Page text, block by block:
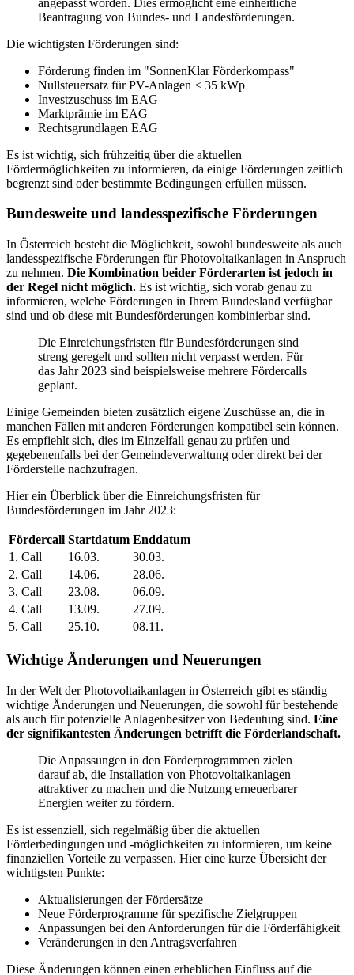
Beantragung von Bundes- und Landesförderungen.
Die wichtigsten Förderungen sind:
Förderung finden im "SonnenKlar Förderkompass"
Nullsteuersatz für PV-Anlagen < 35 kWp
Investzuschuss im EAG
Marktprämie im EAG
Rechtsgrundlagen EAG
Es ist wichtig, sich frühzeitig über die aktuellen
Fördermöglichkeiten zu informieren, da einige Förderungen zeitlich
begrenzt sind oder bestimmte Bedingungen erfüllen müssen.
Bundesweite und landesspezifische Förderungen
In Österreich besteht die Möglichkeit, sowohl bundesweite als auch
landesspezifische Förderungen für Photovoltaikanlagen in Anspruch
zu nehmen. Die Kombination beider Förderarten ist jedoch in
der Regel nicht möglich. Es ist wichtig, sich vorab genau zu
informieren, welche Förderungen in Ihrem Bundesland verfügbar
sind und ob diese mit Bundesförderungen kombinierbar sind.
Die Einreichungsfristen für Bundesförderungen sind
streng geregelt und sollten nicht verpasst werden. Für
das Jahr 2023 sind beispielsweise mehrere Fördercalls
geplant.
Einige Gemeinden bieten zusätzlich eigene Zuschüsse an, die in
manchen Fällen mit anderen Förderungen kompatibel sein können.
Es empfiehlt sich, dies im Einzelfall genau zu prüfen und
gegebenenfalls bei der Gemeindeverwaltung oder direkt bei der
Förderstelle nachzufragen.
Hier ein Überblick über die Einreichungsfristen für
Bundesförderungen im Jahr 2023:
Fördercall Startdatum Enddatum
1. Call
16.03.
30.03.
2. Call
14.06.
28.06.
3. Call
23.08.
06.09.
4. Call
13.09.
27.09.
5. Call
25.10. 08.11.
Wichtige Änderungen und Neuerungen
In der Welt der Photovoltaikanlagen in Österreich gibt es ständig
wichtige Änderungen und Neuerungen, die sowohl für bestehende
als auch für potenzielle Anlagenbesitzer von Bedeutung sind. Eine
der signifikantesten Änderungen betrifft die Förderlandschaft.
Die Anpassungen in den Förderprogrammen zielen
darauf ab, die Installation von Photovoltaikanlagen
attraktiver zu machen und die Nutzung erneuerbarer
Energien weiter zu fördern.
Es ist essenziell, sich regelmäßig über die aktuellen
Förderbedingungen und -möglichkeiten zu informieren, um keine
finanziellen Vorteile zu verpassen. Hier eine kurze Übersicht der
wichtigsten Punkte:
Aktualisierungen der Fördersätze
Neue Förderprogramme für spezifische Zielgruppen
Anpassungen bei den Anforderungen für die Förderfähigkeit
Veränderungen in den Antragsverfahren
Diese Änderungen können einen erheblichen Einfluss auf die